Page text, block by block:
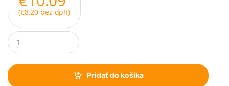
(€8.20 bez dph)
Q
u
a
t
i
Pridať do košíka